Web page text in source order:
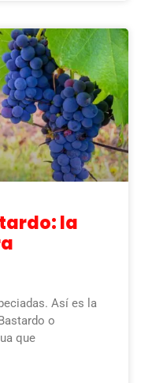
la
Así es la
o
que